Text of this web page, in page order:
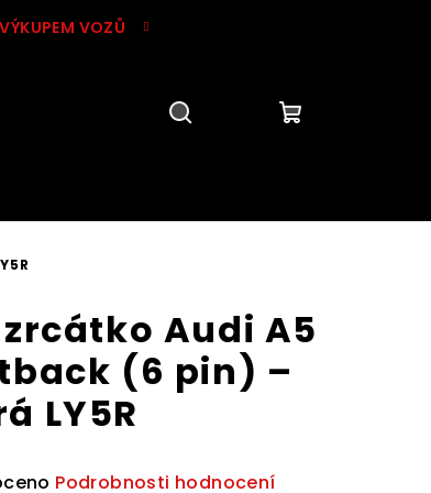
VOZŮ
zrcátko Audi A5
(6 pin) –
LY5R
Podrobnosti hodnocení